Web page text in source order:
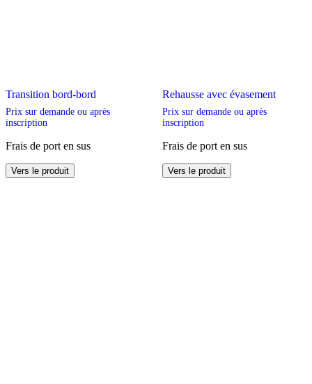
Transition bord-bord
Prix sur demande ou après
inscription
Frais de port en sus
Ce
produit
Vers le produit
Rehausse avec évasement
Prix sur demande ou après
inscription
Frais de port en sus
Ce
produit
Vers le produit